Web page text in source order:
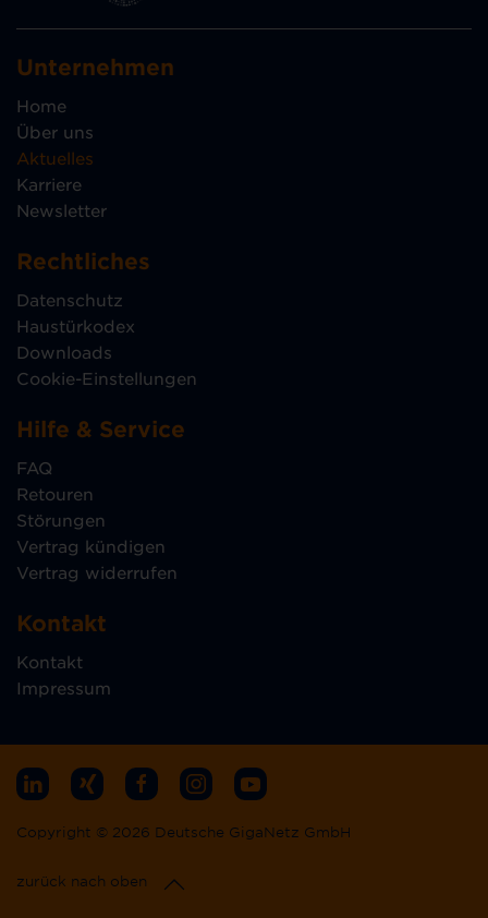
Unternehmen
Home
Über uns
Aktuelles
Karriere
Newsletter
Rechtliches
Datenschutz
Haustürkodex
Downloads
Cookie-Einstellungen
Hilfe & Service
FAQ
Retouren
Störungen
Vertrag kündigen
Vertrag widerrufen
Kontakt
Kontakt
Impressum
Copyright © 2026 Deutsche GigaNetz GmbH
zurück nach oben